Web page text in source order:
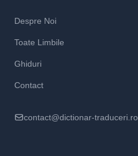
Despre Noi
Toate Limbile
Ghiduri
Contact
contact@dictionar-traduceri.ro